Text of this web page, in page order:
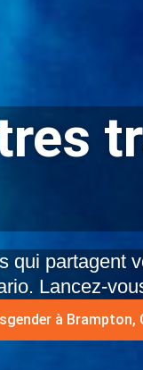
qui partagent
Lancez-
à Brampton,